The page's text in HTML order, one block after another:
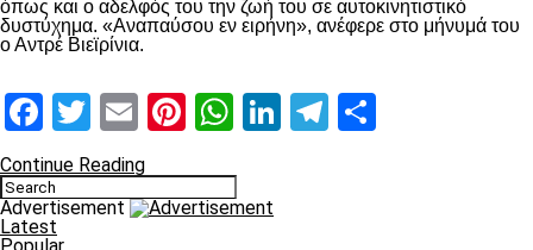
όπως και ο αδελφός του την ζωή του σε αυτοκινητιστικό
δυστύχημα. «Αναπαύσου εν ειρήνη», ανέφερε στο μήνυμά του
ο Αντρέ Βιεϊρίνια.
Facebook
Twitter
EmailPinterest
WhatsApp
LinkedIn
Telegram
Continue Reading
Advertisement
Latest